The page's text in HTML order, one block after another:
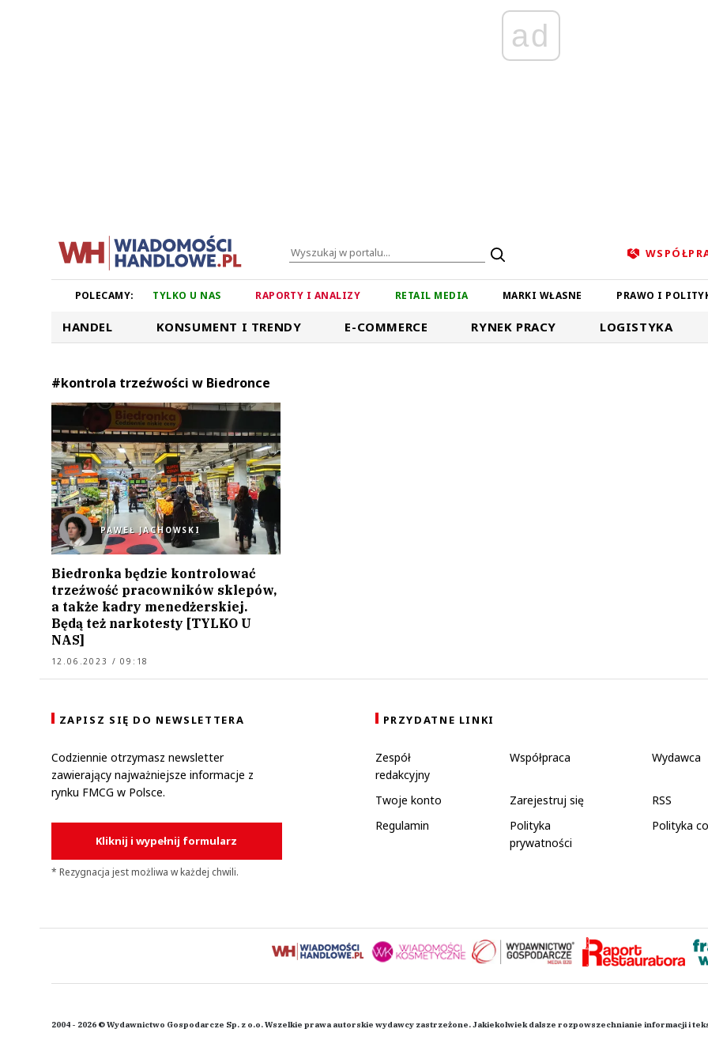
ad
POLECAMY: TYLKO U NAS RAPORTY I ANALIZY RETAIL MEDIA MARKI WŁASNE PRAWO I
HANDEL KONSUMENT I TRENDY E-COMMERCE RYNEK PRACY LOGISTYKA
#kontrola trzeźwości w Biedronce
PAWEŁ JACHOWSKI
Biedronka będzie kontrolować
trzeźwość pracowników sklepów,
a także kadry menedżerskiej.
Będą też narkotesty [TYLKO U
NAS]
12.06.2023 / 09:18
ZAPISZ SIĘ DO NEWSLETTERA
Codziennie otrzymasz newsletter
zawierający najważniejsze informacje z
rynku FMCG w Polsce.
Kliknij i wypełnij formularz
* Rezygnacja jest możliwa w każdej chwili.
PRZYDATNE LINKI
Zespół
redakcyjny
Współpraca Wydawca
Twoje konto Zarejestruj się
RSS
Regulamin
Polityka
prywatności
Polityka
2004 - 2026 © Wydawnictwo Gospodarcze Sp. z o.o. Wszelkie prawa autorskie wydawcy zastrzeżone. Jakiekolwiek dalsze rozpowszechnianie informacji i